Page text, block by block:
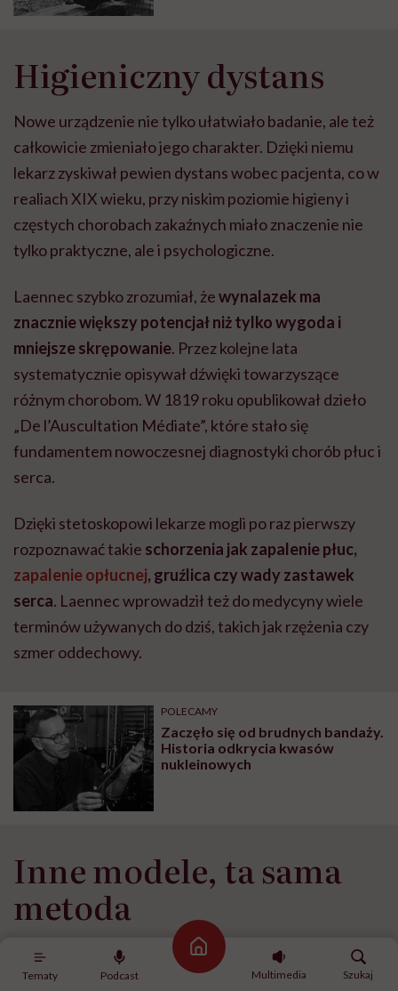
Tematy Podcast
Strona główna
Multimedia
Szukaj
Higieniczny dystans
Nowe urządzenie nie tylko ułatwiało badanie, ale też
całkowicie zmieniało jego charakter. Dzięki niemu
lekarz zyskiwał pewien dystans wobec pacjenta, co w
realiach XIX wieku, przy niskim poziomie higieny i
częstych chorobach zakaźnych miało znaczenie nie
tylko praktyczne, ale i psychologiczne.
Laennec szybko zrozumiał, żewynalazek ma
znacznie większy potencjał niż tylko wygoda i
mniejsze skrępowanie. Przez kolejne lata
systematycznie opisywał dźwięki towarzyszące
różnym chorobom. W 1819 roku opublikował dzieło
„De l’Auscultation Médiate”, które stało się
fundamentem nowoczesnej diagnostyki chorób płuc i
serca.
Dzięki stetoskopowi lekarze mogli po raz pierwszy
rozpoznawać takie schorzenia jak zapalenie płuc,
zapalenie opłucnej, gruźlica czy wady zastawek
serca. Laennec wprowadził też do medycyny wiele
terminów używanych do dziś, takich jak rzężenia czy
szmer oddechowy.
POLECAMY
Zaczęło się od brudnych bandaży.
Historia odkrycia kwasów
nukleinowych
Inne modele, ta sama
metoda
Początkowo wynalazek nie spotkał się jednak z
powszechnym entuzjazmem. Wielu lekarzy uważało,